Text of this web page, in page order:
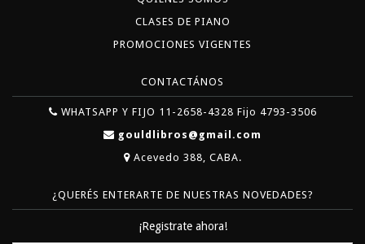
CLASES DE PIANO
PROMOCIONES VIGENTES
CONTACTÁNOS
WHATSAPP Y FIJO 11-2658-4328 Fijo 4793-3506
gouldlibros@gmail.com
Acevedo 388, CABA.
¿QUERÉS ENTERARTE DE NUESTRAS NOVEDADES?
¡Registrate ahora!